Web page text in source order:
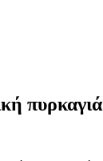
πυρκαγιά